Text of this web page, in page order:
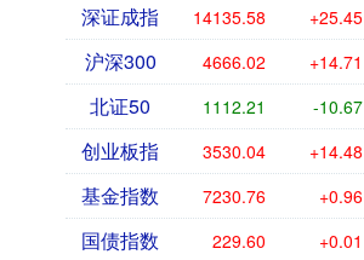
深证成指 14135.58 +25.45
沪深300 4666.02 +14.71
北证50 1112.21 -10.67
创业板指 3530.04 +14.48
基金指数 7230.76 +0.96
国债指数 229.60 +0.01